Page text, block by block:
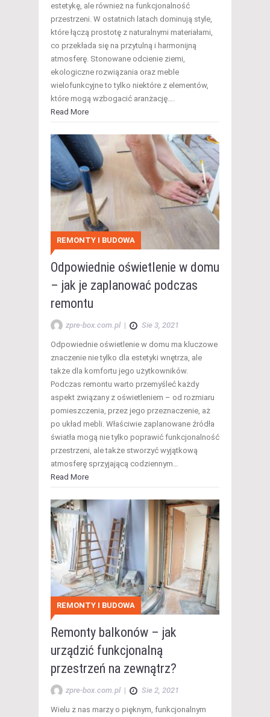
estetykę, ale również na funkcjonalność
przestrzeni. W ostatnich latach dominują style,
które łączą prostotę z naturalnymi materiałami,
co przekłada się na przytulną i harmonijną
atmosferę. Stonowane odcienie ziemi,
ekologiczne rozwiązania oraz meble
wielofunkcyjne to tylko niektóre z elementów,
które mogą wzbogacić aranżację….
Read More
REMONTY I BUDOWA
Odpowiednie oświetlenie w domu
– jak je zaplanować podczas
remontu
zpre-box.com.pl | Sie 3, 2021
Odpowiednie oświetlenie w domu ma kluczowe
znaczenie nie tylko dla estetyki wnętrza, ale
także dla komfortu jego użytkowników.
Podczas remontu warto przemyśleć każdy
aspekt związany z oświetleniem – od rozmiaru
pomieszczenia, przez jego przeznaczenie, aż
po układ mebli. Właściwie zaplanowane źródła
światła mogą nie tylko poprawić funkcjonalność
przestrzeni, ale także stworzyć wyjątkową
atmosferę sprzyjającą codziennym…
Read More
REMONTY I BUDOWA
Remonty balkonów – jak
urządzić funkcjonalną
przestrzeń na zewnątrz?
zpre-box.com.pl | Sie 2, 2021
Wielu z nas marzy o pięknym, funkcjonalnym